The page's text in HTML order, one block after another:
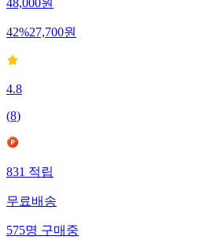
48,000원
42%27,700원
4.8
(8)
831적립
무료배송
575명구매중